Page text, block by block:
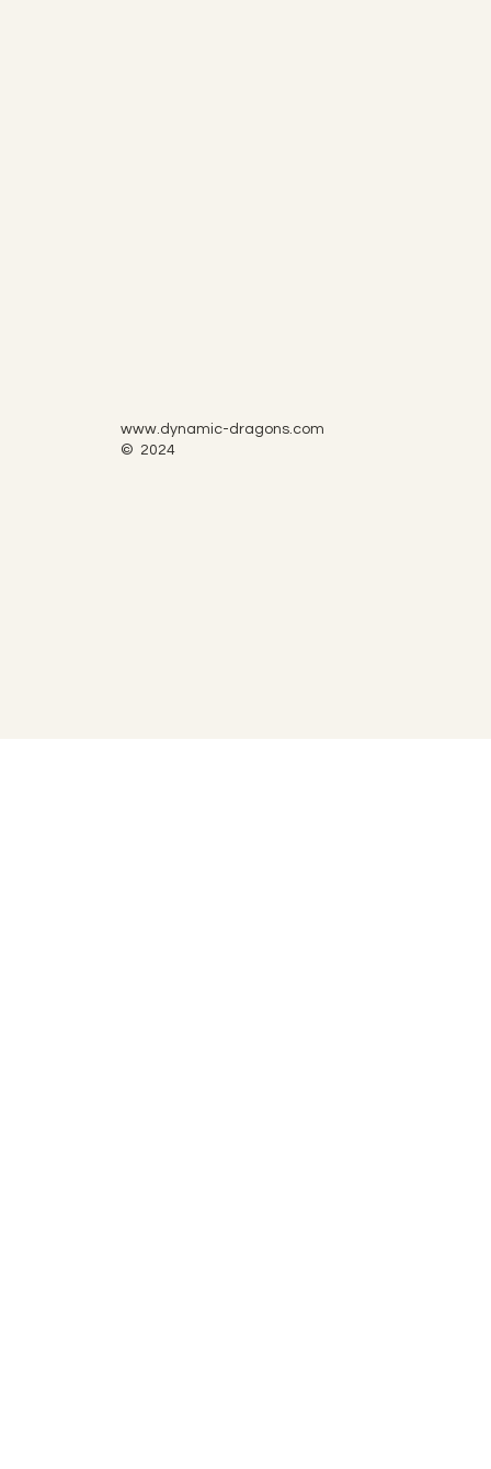
www.dynamic-dragons.com
© 2024